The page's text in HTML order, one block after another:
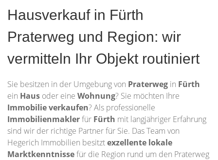
Hausverkauf in Fürth
Praterweg und Region: wir
vermitteln Ihr Objekt routiniert
Sie besitzen in der Umgebung von Praterweg in Fürth
ein Haus oder eine Wohnung? Sie möchten Ihre
Immobilieverkaufen? Als professionelle
Immobilienmaklerfür Fürth mit langjähriger Erfahrung
sind wir der richtige Partner für Sie. Das Team von
Hegerich Immobilien besitztexzellente lokale
Marktkenntnissefür die Region rund um den Praterweg